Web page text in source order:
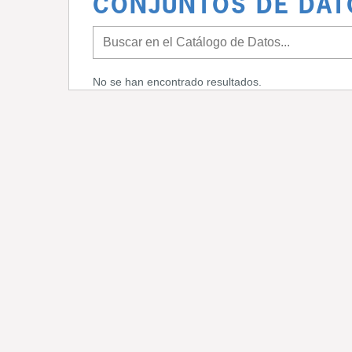
CONJUNTOS DE
No se han encontrado resultados.